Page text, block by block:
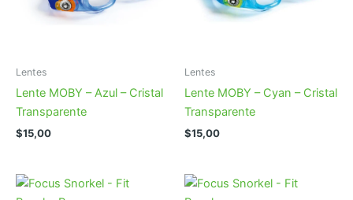
Lentes
Lente MOBY – Azul – Cristal
Transparente
$15,00
Lentes
Lente MOBY – Cyan – Cristal
Transparente
$15,00